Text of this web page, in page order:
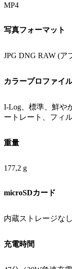
MP4
写真フォーマット
JPG DNG RAW (ア
カラープロファイ
I-Log、標準、鮮や
ートレート、フィ
重量
177,2 g
microSDカード
内蔵ストレージな
充電時間